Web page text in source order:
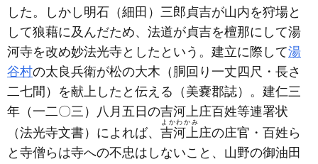
した。しかし明石 （細田） 三郎貞吉が山内を狩場と
して狼藉に及んだため、法道が貞吉を檀那にして湯
河寺を改め妙法光寺としたという。建立に際して湯
谷村の太良兵衛が松の大木 （胴回り一丈四尺・長さ
二七間） を献上したと伝える （美嚢郡誌） 。建仁三
年 （一二〇三） 八月五日の吉河上庄百姓等連署状
（法光寺文書） によれば、 吉河上
よかわかみ
庄の庄官・百姓ら
と寺僧らは寺への不忠はしないこと、山野の御油田